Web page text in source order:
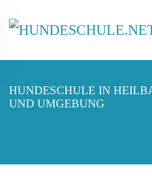
HUNDESCHULE IN
UND UMGEBUNG